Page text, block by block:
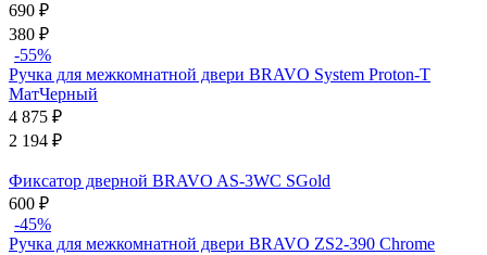
690 ₽
380 ₽
-55%
Ручка для межкомнатной двери BRAVO System Proton-T
МатЧерный
4 875 ₽
2 194 ₽
Фиксатор дверной BRAVO AS-3WC SGold
600 ₽
-45%
Ручка для межкомнатной двери BRAVO ZS2-390 Chrome